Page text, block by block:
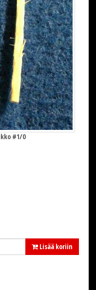
#1/0
Lisää koriin